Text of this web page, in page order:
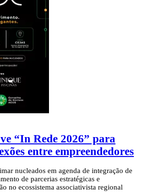
“In Rede 2026” para
entre empreendedores
nucleados em agenda de integração de
de parcerias estratégicas e
no ecossistema associativista regional